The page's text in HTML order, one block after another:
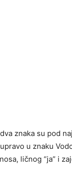
znaka su pod
u znaku
ličnog “ja” i